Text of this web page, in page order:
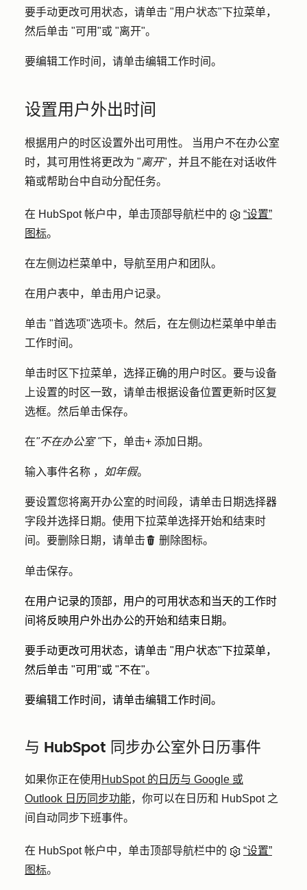
要手动更改可用状态，请单击 "用户状态"下拉菜单，
然后单击 "可用"或 "离开"。
要编辑工作时间，请单击编辑工作时间。
设置用户外出时间
根据用户的时区设置外出可用性。
当用户不在办公室
时，其可用性将更改为 "离开"，并且不能在对话收件
箱或帮助台中自动分配任务。
在 HubSpot 帐户中，单击顶部导航栏中的
“设置”
图标。
在左侧边栏菜单中，导航至用户和团队。
在用户表中，单击用户记录。
单击 "首选项"选项卡。然后，在左侧边栏菜单中单击
工作时间。
单击时区下拉菜单，选择正确的用户时区。要与设备
上设置的时区一致，请单击根据设备位置更新时区复
选框。然后单击保存。
在"不在办公室 "下，单击+ 添加日期。
输入事件名称 ， 如年假。
要设置您将离开办公室的时间段，请单击 日期选择器
字段并选择 日期。使用下拉菜单选择开始和结束时
间。要删除日期，请单击delete 删除图标。
单击保存。
在用户记录的顶部，用户的可用状态和当天的工作时
间将反映用户外出办公的开始和结束日期。
要手动更改可用状态，请单击 "用户状态"下拉菜单，
然后单击 "可用"或 "不在"。
要编辑工作时间，请单击编辑工作时间。
与 HubSpot 同步办公室外日历事件
如果你正在使用 HubSpot 的日历与 Google 或
Outlook 日历同步功能，你可以在日历和 HubSpot 之
间自动同步下班事件。
在 HubSpot 帐户中，单击顶部导航栏中的
“设置”
图标。